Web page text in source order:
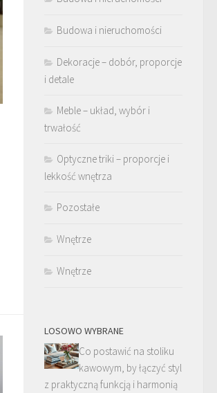
Budowa i nieruchomości
Dekoracje – dobór, proporcje
i detale
Meble – układ, wybór i
trwałość
Optyczne triki – proporcje i
lekkość wnętrza
Pozostałe
Wnętrze
Wnętrze
LOSOWO WYBRANE
Co postawić na stoliku
kawowym, by łączyć styl
z praktyczną funkcją i harmonią